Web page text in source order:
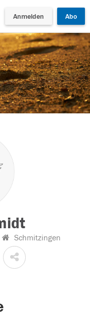
Anmelden Abo
Schmitzingen